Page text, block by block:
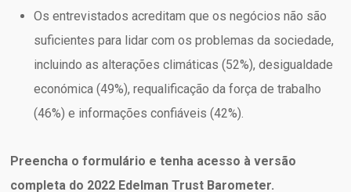
Os entrevistados acreditam que os negócios não são
suficientes para lidar com os problemas da sociedade,
incluindo as alterações climáticas (52%), desigualdade
económica (49%), requalificação da força de trabalho
(46%) e informações confiáveis (42%).
Preencha o formulário e tenha acesso à versão
completa do 2022 Edelman Trust Barometer.